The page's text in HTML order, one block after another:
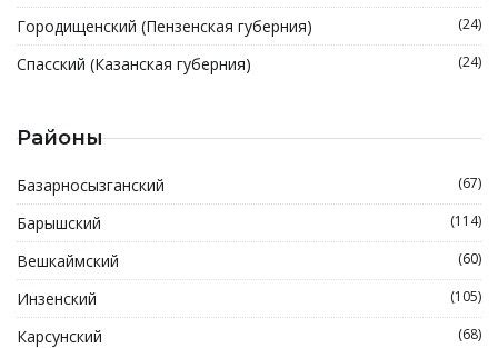
Городищенский (Пензенская губерния) (24)
Спасский (Казанская губерния) (24)
Районы
Базарносызганский (67)
Барышский (114)
Вешкаймский (60)
Инзенский (105)
Карсунский (68)